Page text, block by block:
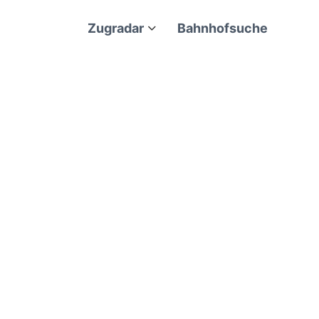
Zugradar Bahnhofsuche